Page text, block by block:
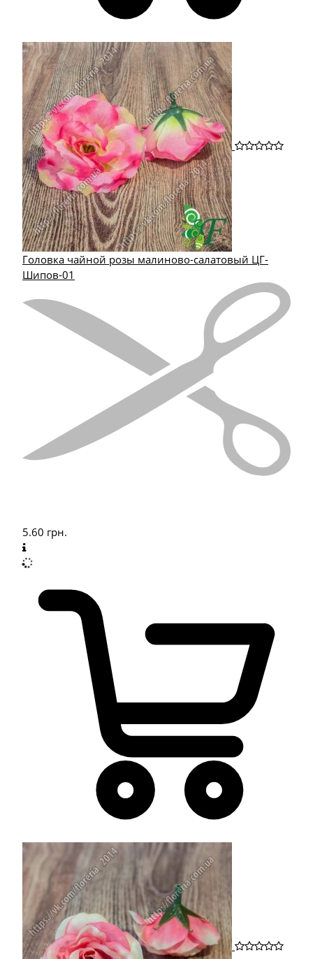
Головка чайной розы малиново-салатовый ЦГ-
Шипов-01
5.60 грн.